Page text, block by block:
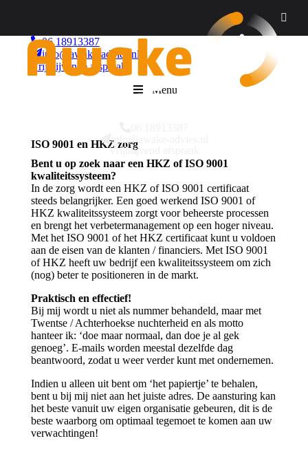
06 18913387
info@awake-advies.nl
Vrijblijvende afspraak
Menu
ISO 9001 en HKZ zorg
Bent u op zoek naar een HKZ of ISO 9001
kwaliteitssysteem?
In de zorg wordt een HKZ of ISO 9001 certificaat
steeds belangrijker. Een goed werkend ISO 9001 of
HKZ kwaliteitssysteem zorgt voor beheerste processen
en brengt het verbetermanagement op een hoger niveau.
Met het ISO 9001 of het HKZ certificaat kunt u voldoen
aan de eisen van de klanten / financiers. Met ISO 9001
of HKZ heeft uw bedrijf een kwaliteitssysteem om zich
(nog) beter te positioneren in de markt.
Praktisch en effectief!
Bij mij wordt u niet als nummer behandeld, maar met
Twentse / Achterhoekse nuchterheid en als motto
hanteer ik: ‘doe maar normaal, dan doe je al gek
genoeg’. E-mails worden meestal dezelfde dag
beantwoord, zodat u weer verder kunt met ondernemen.
Indien u alleen uit bent om ‘het papiertje’ te behalen,
bent u bij mij niet aan het juiste adres. De aansturing kan
het beste vanuit uw eigen organisatie gebeuren, dit is de
beste waarborg om optimaal tegemoet te komen aan uw
verwachtingen!
info@awake-advies.nl
Vrijblijvend afspraak